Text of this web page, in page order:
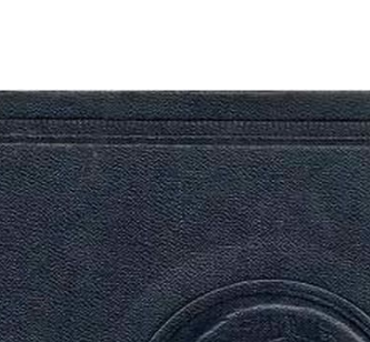
Гомельский историко-